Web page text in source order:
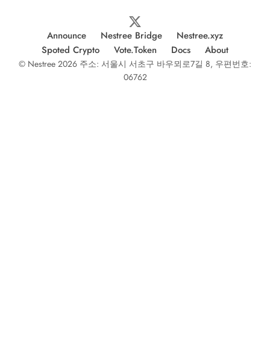
Announce Nestree Bridge
Nestree.xyz
Spoted Crypto
Vote.Token Docs About
© Nestree 2026 주소: 서울시 서초구 바우뫼로7길 8, 우편번호:
06762